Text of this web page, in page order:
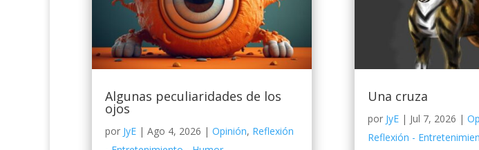
Algunas peculiaridades de los
ojos
por JyE | Ago 4, 2026 | Opinión, Reflexión
Una cruza
por JyE| Jul 7, 2026 |
Reflexión -